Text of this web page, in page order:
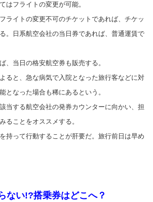
はフライトの変更が可能。
ライトの変更不可のチケットであれば、チケッ
。日系航空会社の当日券であれば、普通運賃で
、当日の格安航空券も販売する。
ると、急な病気で入院となった旅行客などに対
となった場合も稀にあるという。
当する航空会社の発券カウンターに向かい、担
ることをオススメする。
持って行動することが肝要だ。 旅行前日は早め
ない!?搭乗券はどこへ？